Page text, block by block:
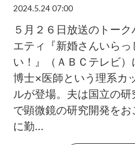
2024.5.24 07:00
５月２６日放送のトーク
エティ『新婚さんいらっ
い！』（ＡＢＣテレビ）
博士×医師という理系カ
ルが登場。夫は国立の研
で顕微鏡の研究開発を
に勤...